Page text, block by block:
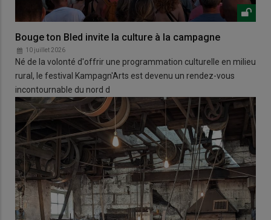
Bouge ton Bled invite la culture à la campagne
10 juillet 2026
Né de la volonté d'offrir une programmation culturelle en milieu
rural, le festival Kampagn'Arts est devenu un rendez-vous
incontournable du nord d